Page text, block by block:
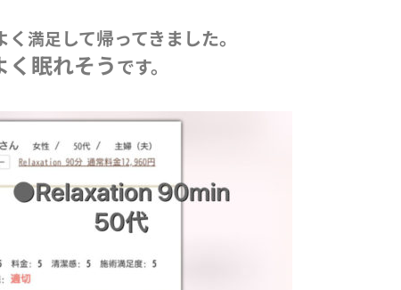
く 満足 して帰ってきました。
く眠れそうです。